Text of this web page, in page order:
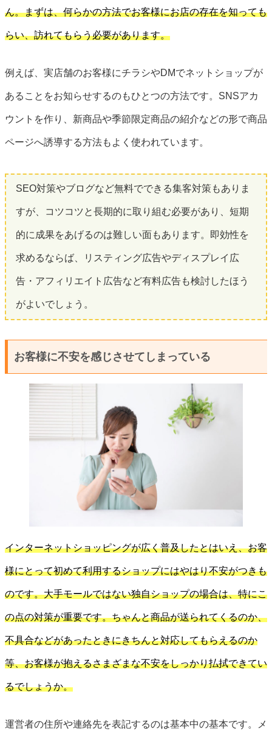
ん。まずは、何らかの方法でお客様にお店の存在を知っても
らい、訪れてもらう必要があります。
例えば、実店舗のお客様にチラシやDMでネットショップが
あることをお知らせするのもひとつの方法です。SNSアカ
ウントを作り、新商品や季節限定商品の紹介などの形で商品
ページへ誘導する方法もよく使われています。
SEO対策やブログなど無料でできる集客対策もありま
すが、コツコツと長期的に取り組む必要があり、短期
的に成果をあげるのは難しい面もあります。即効性を
求めるならば、リスティング広告やディスプレイ広
告・アフィリエイト広告など有料広告も検討したほう
がよいでしょう。
お客様に不安を感じさせてしまっている
インターネットショッピングが広く普及したとはいえ、お客
様にとって初めて利用するショップにはやはり不安がつきも
のです。大手モールではない独自ショップの場合は、特にこ
の点の対策が重要です。ちゃんと商品が送られてくるのか、
不具合などがあったときにきちんと対応してもらえるのか
等、お客様が抱えるさまざまな不安をしっかり払拭できてい
るでしょうか。
運営者の住所や連絡先を表記するのは基本中の基本です。メ